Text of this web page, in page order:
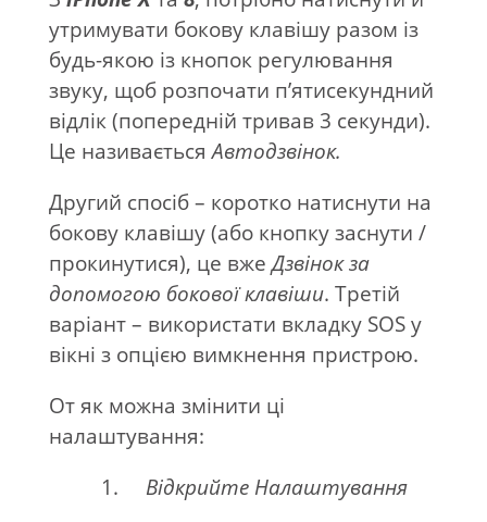
утримувати бокову клавішу разом із
будь-якою із кнопок регулювання
звуку, щоб розпочати п’ятисекундний
відлік (попередній тривав 3 секунди).
Це називаєтьсяАвтодзвінок.
Другий спосіб – коротко натиснути на
бокову клавішу (або кнопку заснути /
прокинутися), це вжеДзвінок за
допомогою бокової клавіши. Третій
варіант – використати вкладку SOS у
вікні з опцією вимкнення пристрою.
От як можна змінити ці
налаштування:
1. Відкрийте Налаштування